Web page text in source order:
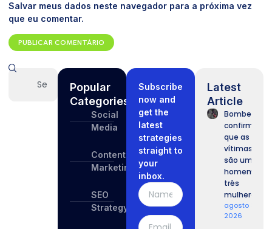
Salvar meus dados neste navegador para a próxima vez
que eu comentar.
Popular
Categories
Social
Media
Content
Marketing
SEO
Strategy
Subscribe
now and
get the
latest
strategies
straight to
your
inbox.
Latest
Article
Bombeiros
confirmam
que as
vítimas
são um
homem e
três
mulheres.
agosto 8,
2026